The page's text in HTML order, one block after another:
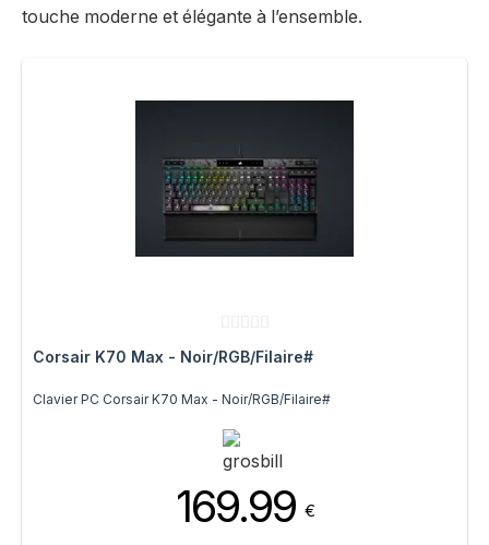
touche moderne et élégante à l’ensemble.
Corsair K70 Max - Noir/RGB/Filaire#
Clavier PC Corsair K70 Max - Noir/RGB/Filaire#
169.99€